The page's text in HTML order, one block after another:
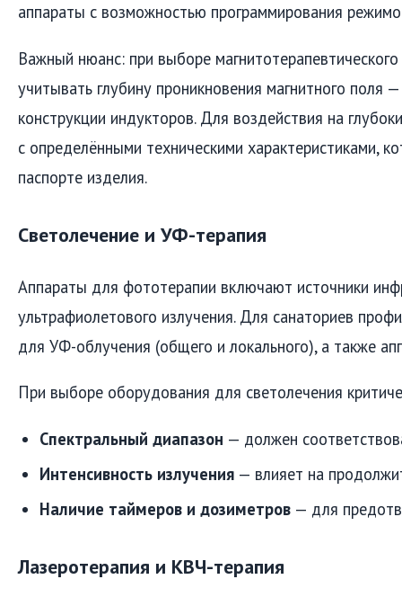
аппараты с возможностью программирования
Важный нюанс: при выборе
учитывать глубину проникновения магнитного поля
конструкции индукторов. Для воздействия на
с определёнными техническими характеристиками,
паспорте изделия.
Светолечение и УФ-терапия
Аппараты для фототерапии включают источники
ультрафиолетового излучения. Для санаториев
для УФ-облучения (общего и локального), а также
При выборе оборудования для светолечения
Спектральный диапазон — должен
Интенсивность излучения — влияет на
Наличие таймеров и дозиметров — для
Лазеротерапия и КВЧ-терапия